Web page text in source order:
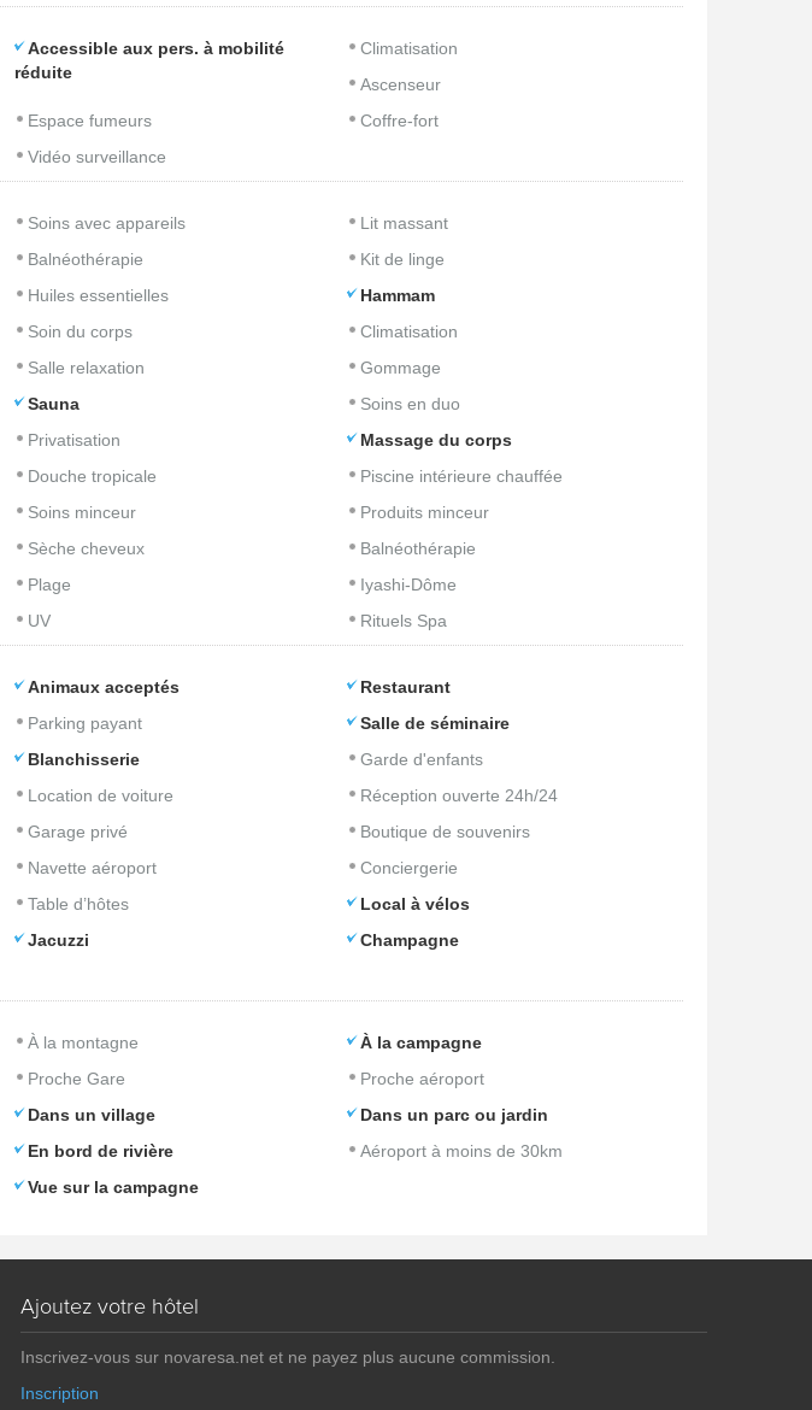
Accessible aux pers. à mobilité
réduite
Climatisation
Ascenseur
Espace fumeurs
Coffre-fort
Vidéo surveillance
Soins avec appareils
Lit massant
Balnéothérapie
Kit de linge
Huiles essentielles
Hammam
Soin du corps
Climatisation
Salle relaxation
Gommage
Sauna
Soins en duo
Privatisation
Massage du corps
Douche tropicale
Piscine intérieure chauffée
Soins minceur
Produits minceur
Sèche cheveux
Balnéothérapie
Plage
Iyashi-Dôme
UV Rituels Spa
Animaux acceptés
Restaurant
Parking payant
Salle de séminaire
Blanchisserie
Garde d'enfants
Location de voiture
Réception ouverte 24h/24
Garage privé
Boutique de souvenirs
Navette aéroport
Conciergerie
Table d’hôtes
Local à vélos
Jacuzzi
Champagne
À la montagne
À la campagne
Proche Gare
Proche aéroport
Dans un village
Dans un parc ou jardin
En bord de rivière
Aéroport à moins de 30km
Vue sur la campagne
Ajoutez votre hôtel
Inscrivez-vous sur novaresa.net et ne payez plus aucune commission.
Inscription